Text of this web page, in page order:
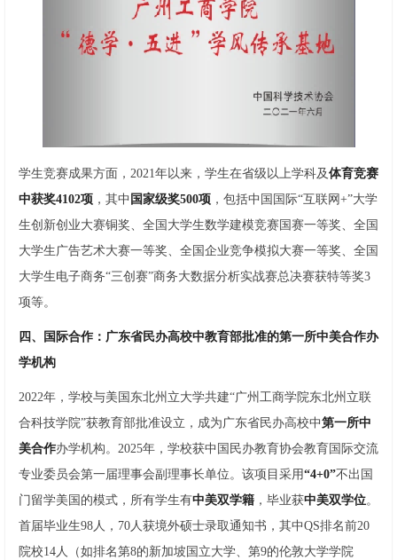
学生竞赛成果方面，2021年以来，学生在省级以上学科及体育竞赛
中获奖4102项 ，其中 国家级奖500项 ，包括中国国际“互联网+”大学
生创新创业大赛铜奖、全国大学生数学建模竞赛国赛一等奖、全国
大学生广告艺术大赛一等奖、全国企业竞争模拟大赛一等奖、全国
大学生电子商务“三创赛”商务大数据分析实战赛总决赛获特等奖3
项等。
四、国际合作：广东省民办高校中教育部批准的第一所中美合作办
学机构
2022年，学校与美国东北州立大学共建“广州工商学院东北州立联
合科技学院”获教育部批准设立，成为广东省民办高校中第一所中
美合作办学机构。2025年，学校获中国民办教育协会教育国际交流
专业委员会第一届理事会副理事长单位。该项目采用“4+0”不出国
门留学美国的模式，所有学生有中美双学籍 ，毕业获中美双学位。
首届毕业生98人，70人获境外硕士录取通知书，其中QS排名前20
院校14人（如排名第8的新加坡国立大学、第9的伦敦大学学院